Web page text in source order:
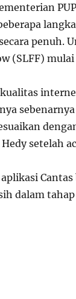
penuh.
(SLFF)
setelah
dalam